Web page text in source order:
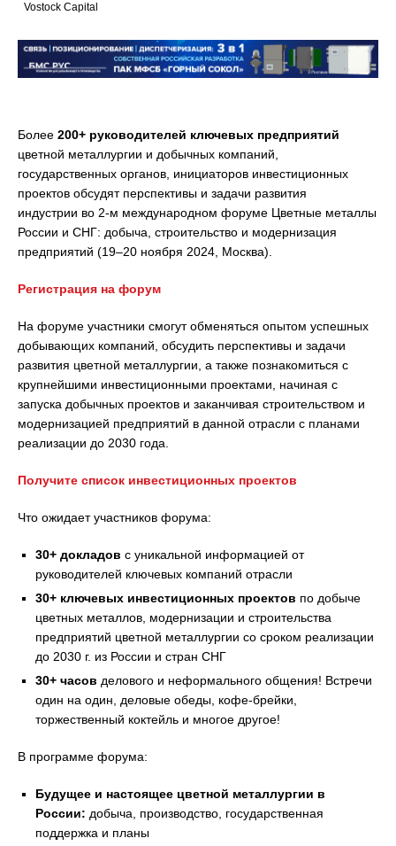
Vostock Capital
Более 200+ руководителей ключевых предприятий
цветной металлургии и добычных компаний,
государственных органов, инициаторов инвестиционных
проектов обсудят перспективы и задачи развития
индустрии во 2-м международном форуме Цветные металлы
России и СНГ: добыча, строительство и модернизация
предприятий (19–20 ноября 2024, Москва).
Регистрация на форум
На форуме участники смогут обменяться опытом успешных
добывающих компаний, обсудить перспективы и задачи
развития цветной металлургии, а также познакомиться с
крупнейшими инвестиционными проектами, начиная с
запуска добычных проектов и заканчивая строительством и
модернизацией предприятий в данной отрасли с планами
реализации до 2030 года.
Получите список инвестиционных проектов
Что ожидает участников форума:
30+ докладов с уникальной информацией от
руководителей ключевых компаний отрасли
30+ ключевых инвестиционных проектов по добыче
цветных металлов, модернизации и строительства
предприятий цветной металлургии со сроком реализации
до 2030 г. из России и стран СНГ
30+ часов делового и неформального общения! Встречи
один на один, деловые обеды, кофе-брейки,
торжественный коктейль и многое другое!
В программе форума:
Будущее и настоящее цветной металлургии в
России: добыча, производство, государственная
поддержка и планы